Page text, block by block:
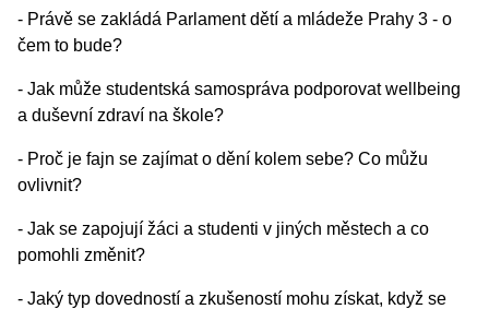
- Právě se zakládá Parlament dětí a mládeže Prahy 3 - o
čem to bude?
- Jak může studentská samospráva podporovat wellbeing
a duševní zdraví na škole?
- Proč je fajn se zajímat o dění kolem sebe? Co můžu
ovlivnit?
- Jak se zapojují žáci a studenti v jiných městech a co
pomohli změnit?
- Jaký typ dovedností a zkušeností mohu získat, když se